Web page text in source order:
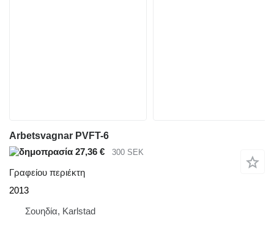
Arbetsvagnar PVFT-6
27,36 €
300 SEK
Γραφείου περιέκτη
2013
Σουηδία, Karlstad